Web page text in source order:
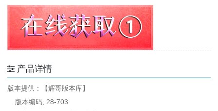
产品详情
版本提供：【辉哥版本库】
版本编码; 28-703